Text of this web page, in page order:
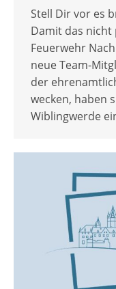
Stell Dir vor es
Damit das nicht
Feuerwehr
neue Team-
der
wecken, haben
Wiblingwerde